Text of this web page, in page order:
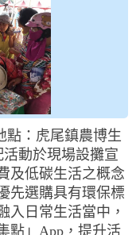
點：虎尾鎮農博生
動於現場設攤宣
及低碳生活之概念
先選購具有環保標
入日常生活當中，
點」App，提升活